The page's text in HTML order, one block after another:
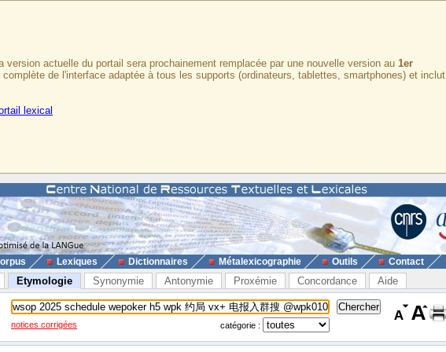
actuelle du portail sera prochainement remplacée par une nouvelle version au 1er
de l'interface adaptée à tous les supports (ordinateurs, tablettes, smartphones) et inclut
lexical
Lexiques Dictionnaires Métalexicographie Outils Contact
Etymologie Synonymie Antonymie Proxémie Concordance Aide
notices corrigées catégorie :